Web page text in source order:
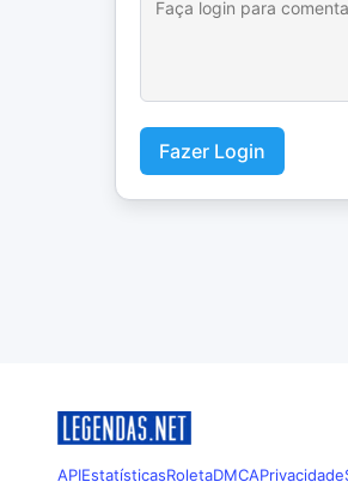
Fazer Login
APIEstatísticasRoletaDMCAPrivacidade